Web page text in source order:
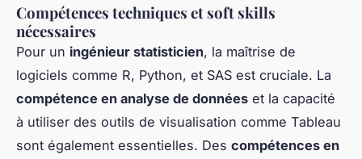
Compétences techniques et soft skills
nécessaires
Pour un ingénieur statisticien, la maîtrise de
logiciels comme R, Python, et SAS est cruciale. La
compétence en analyse de données et la capacité
à utiliser des outils de visualisation comme Tableau
sont également essentielles. Des compétences en